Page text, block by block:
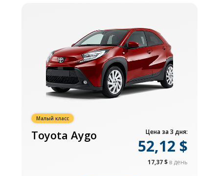
Малый класс
Toyota Aygo Цена за 3 дня:
52,12 $
17,37 $ в день